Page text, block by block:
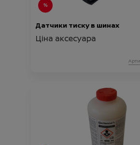
Датчики тиску в шинах
Ціна аксесуара